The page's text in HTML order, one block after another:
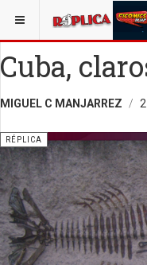
ESTÁ AQUÍ:
Cuba,
MIGUEL C MANJARREZ
RÉPLICA